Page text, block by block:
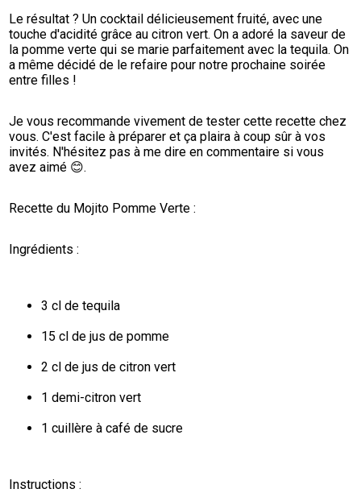
Le résultat ? Un cocktail délicieusement fruité, avec une
touche d'acidité grâce au citron vert. On a adoré la saveur de
la pomme verte qui se marie parfaitement avec la tequila. On
a même décidé de le refaire pour notre prochaine soirée
entre filles !
Je vous recommande vivement de tester cette recette chez
vous. C'est facile à préparer et ça plaira à coup sûr à vos
invités. N'hésitez pas à me dire en commentaire si vous
avez aimé 😊.
Recette du Mojito Pomme Verte :
Ingrédients :
3 cl de tequila
15 cl de jus de pomme
2 cl de jus de citron vert
1 demi-citron vert
1 cuillère à café de sucre
Instructions :